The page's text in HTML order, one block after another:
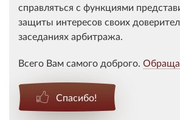
справляться с функциями
защиты интересов своих
заседаниях арбитража.
Всего Вам самого доброго.
Спасибо!